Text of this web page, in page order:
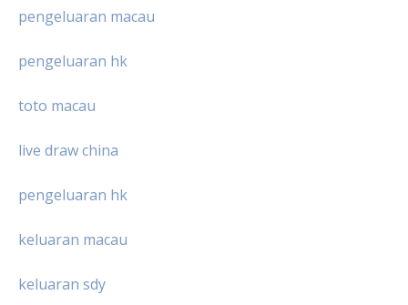
pengeluaran macau
pengeluaran hk
toto macau
live draw china
pengeluaran hk
keluaran macau
keluaran sdy